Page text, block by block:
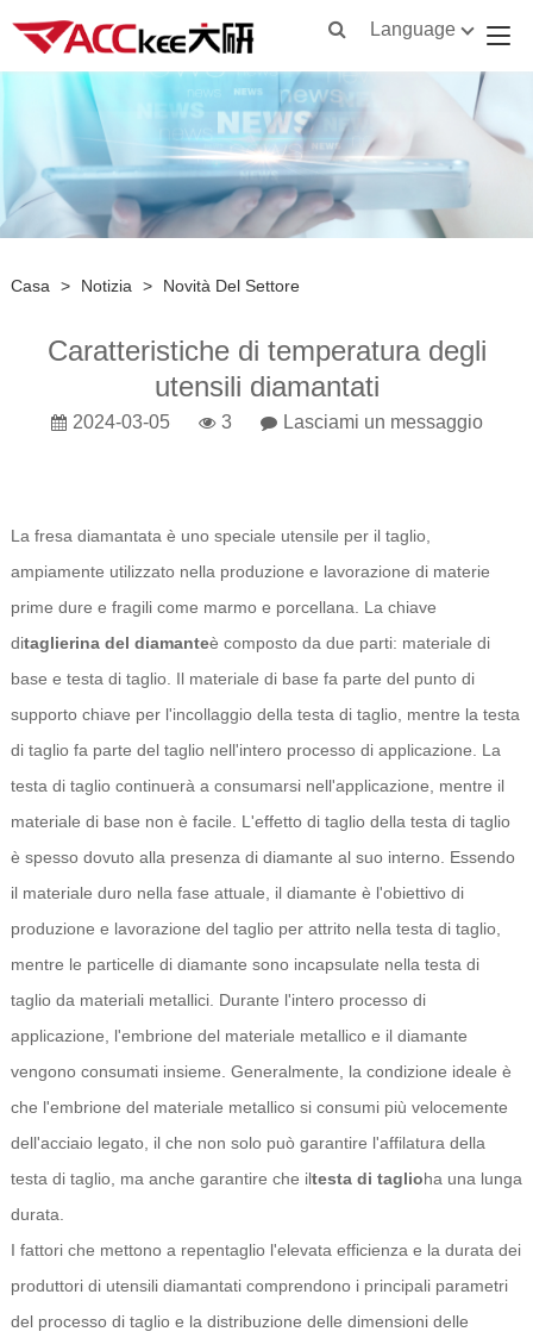
Language
Casa > Notizia > Novità Del Settore
Caratteristiche di temperatura degli
utensili diamantati
2024-03-05 3 Lasciami un messaggio
La fresa diamantata è uno speciale utensile per il taglio,
ampiamente utilizzato nella produzione e lavorazione di materie
prime dure e fragili come marmo e porcellana. La chiave
ditaglierina del diamanteè composto da due parti: materiale di
base e testa di taglio. Il materiale di base fa parte del punto di
supporto chiave per l'incollaggio della testa di taglio, mentre la testa
di taglio fa parte del taglio nell'intero processo di applicazione. La
testa di taglio continuerà a consumarsi nell'applicazione, mentre il
materiale di base non è facile. L'effetto di taglio della testa di taglio
è spesso dovuto alla presenza di diamante al suo interno. Essendo
il materiale duro nella fase attuale, il diamante è l'obiettivo di
produzione e lavorazione del taglio per attrito nella testa di taglio,
mentre le particelle di diamante sono incapsulate nella testa di
taglio da materiali metallici. Durante l'intero processo di
applicazione, l'embrione del materiale metallico e il diamante
vengono consumati insieme. Generalmente, la condizione ideale è
che l'embrione del materiale metallico si consumi più velocemente
dell'acciaio legato, il che non solo può garantire l'affilatura della
testa di taglio, ma anche garantire che iltesta di taglioha una lunga
durata.
I fattori che mettono a repentaglio l'elevata efficienza e la durata dei
produttori di utensili diamantati comprendono i principali parametri
del processo di taglio e la distribuzione delle dimensioni delle